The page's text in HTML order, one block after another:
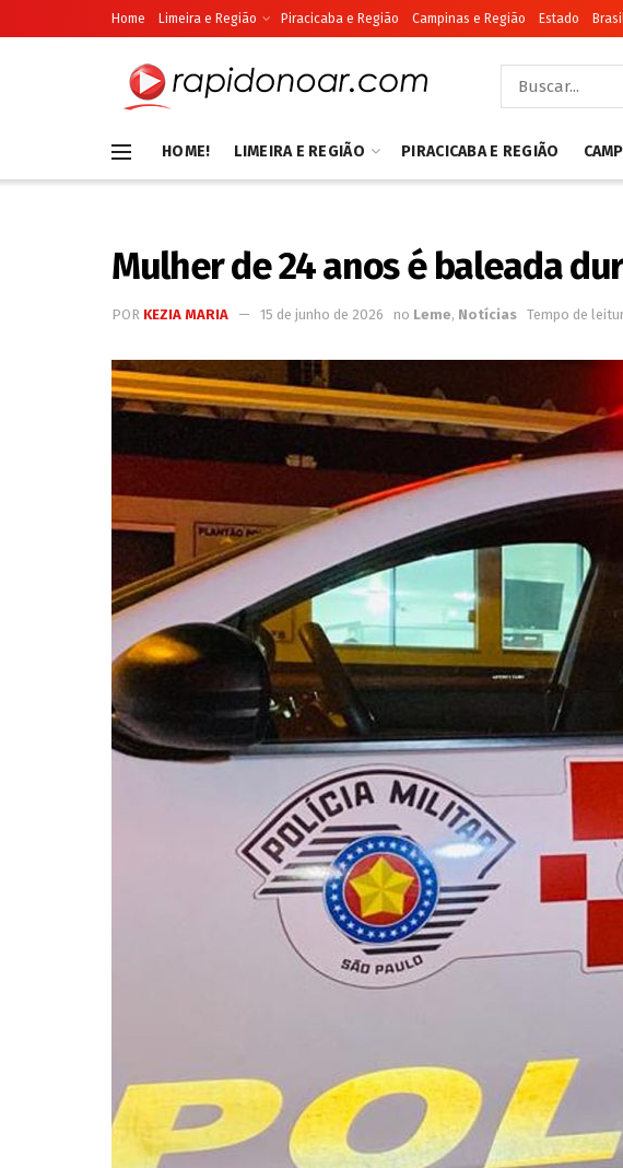
Home Limeira e Região Piracicaba e Região Campinas e Região Estado
HOME! LIMEIRA E REGIÃO PIRACICABA E REGIÃO
Mulher de 24 anos é baleada
POR KEZIA MARIA 15 de junho de 2026 no Leme, Notícias Tempo de